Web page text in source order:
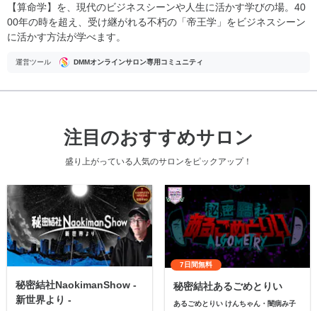
【算命学】を、現代のビジネスシーンや人生に活かす学びの場。40
00年の時を超え、受け継がれる不朽の「帝王学」をビジネスシーン
に活かす方法が学べます。
運営ツール DMMオンラインサロン専用コミュニティ
注目のおすすめサロン
盛り上がっている人気のサロンをピックアップ！
秘密結社NaokimanShow -
新世界より -
7日間無料
秘密結社あるごめとりい
あるごめとりい けんちゃん・闇病み子